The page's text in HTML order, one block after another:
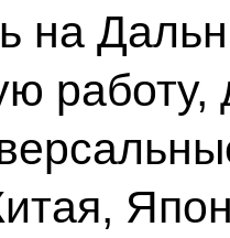
на
работу,